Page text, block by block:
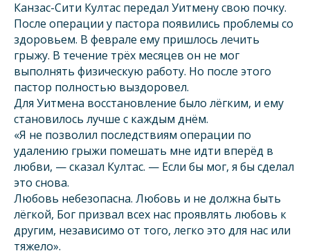
Канзас-Сити Култас передал Уитмену свою почку.
После операции у пастора появились проблемы со
здоровьем. В феврале ему пришлось лечить
грыжу. В течение трёх месяцев он не мог
выполнять физическую работу. Но после этого
пастор полностью выздоровел.
Для Уитмена восстановление было лёгким, и ему
становилось лучше с каждым днём.
«Я не позволил последствиям операции по
удалению грыжи помешать мне идти вперёд в
любви, — сказал Култас. — Если бы мог, я бы сделал
это снова.
Любовь небезопасна. Любовь и не должна быть
лёгкой, Бог призвал всех нас проявлять любовь к
другим, независимо от того, легко это для нас или
тяжело».